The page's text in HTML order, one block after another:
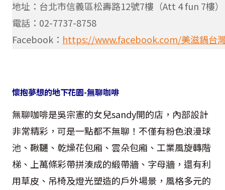
地址：台北市信義區松壽路12號7樓（Att 4 fun 7樓）
電話：02-7737-8758
Facebook： https://www.facebook.com/美滋鍋台
懷抱夢想的地下花園-無聊咖啡
無聊咖啡是吳宗憲的女兒sandy開的店，內部設計
非常精彩，可是一點都不無聊！不僅有粉色浪漫球
池、鞦韆、乾燥花包廂、雲朵包廂、工業風旋轉階
梯、上萬條彩帶拼湊成的緞帶牆、字母牆，還有利
用草皮、吊椅及燈光塑造的戶外場景，風格多元的